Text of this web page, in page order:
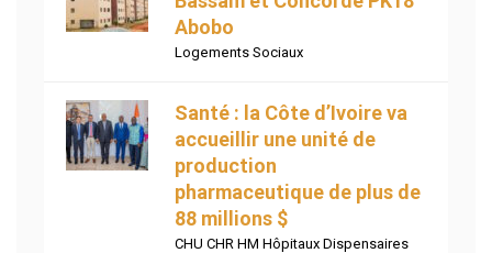
Abobo
Logements Sociaux
Santé : la Côte d’Ivoire va
accueillir une unité de
production
pharmaceutique de plus de
88 millions $
CHU CHR HM Hôpitaux Dispensaires